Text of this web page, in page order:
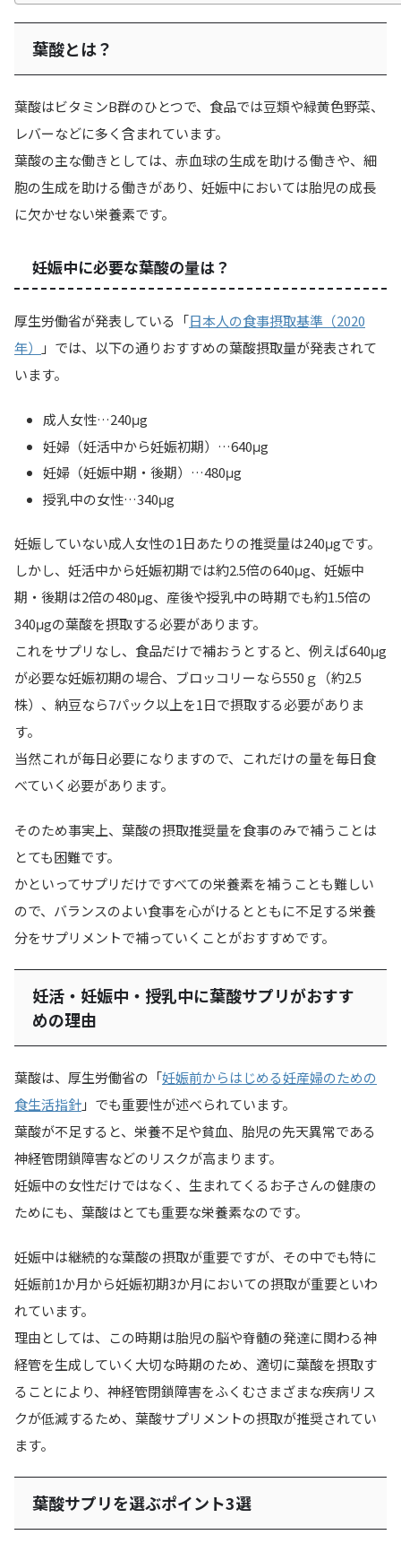
葉酸とは？
葉酸はビタミンB群のひとつで、食品では豆類や緑黄色野菜、
レバーなどに多く含まれています。
葉酸の主な働きとしては、赤血球の生成を助ける働きや、細
胞の生成を助ける働きがあり、妊娠中においては胎児の成長
に欠かせない栄養素です。
妊娠中に必要な葉酸の量は？
厚生労働省が発表している「日本人の食事摂取基準（2020
年）
」では、以下の通りおすすめの葉酸摂取量が発表されて
います。
成人女性…240μg
妊婦（妊活中から妊娠初期）…640μg
妊婦（妊娠中期・後期）…480μg
授乳中の女性…340μg
妊娠していない成人女性の1日あたりの推奨量は240μgです。
しかし、 妊活中から妊娠初期では約2.5倍の640μg、妊娠中
期・後期は2倍の480μg、産後や授乳中の時期でも約1.5倍の
340μgの葉酸を摂取する必要があります。
これをサプリなし、食品だけで補おうとすると、例えば640μg
が必要な妊娠初期の場合、ブロッコリーなら550ｇ（約2.5
株）、納豆なら7パック以上を1日で摂取する必要がありま
す。
当然これが毎日必要になりますので、これだけの量を毎日食
べていく必要があります。
そのため事実上、 葉酸の摂取推奨量を食事のみで補うことは
とても困難です。
かといってサプリだけですべての栄養素を補うことも難しい
ので、バランスのよい食事を心がけるとともに不足する栄養
分をサプリメントで補っていくことがおすすめです。
妊活・妊娠中・授乳中に葉酸サプリがおすす
めの理由
葉酸は、厚生労働省の「妊娠前からはじめる妊産婦のための
食生活指針」でも重要性が述べられています。
葉酸が不足すると、栄養不足や貧血、胎児の先天異常である
神経管閉鎖障害などのリスクが高まります。
妊娠中の女性だけではなく、 生まれてくるお子さんの健康の
ためにも、葉酸はとても重要な栄養素なのです。
妊娠中は継続的な葉酸の摂取が重要ですが、その中でも特に
妊娠前1か月から妊娠初期3か月においての摂取が重要といわ
れています。
理由としては、この時期は胎児の脳や脊髄の発達に関わる神
経管を生成していく大切な時期のため、適切に葉酸を摂取す
ることにより、神経管閉鎖障害をふくむさまざまな疾病リス
クが低減するため、葉酸サプリメントの摂取が推奨されてい
ます。
葉酸サプリを選ぶポイント3選